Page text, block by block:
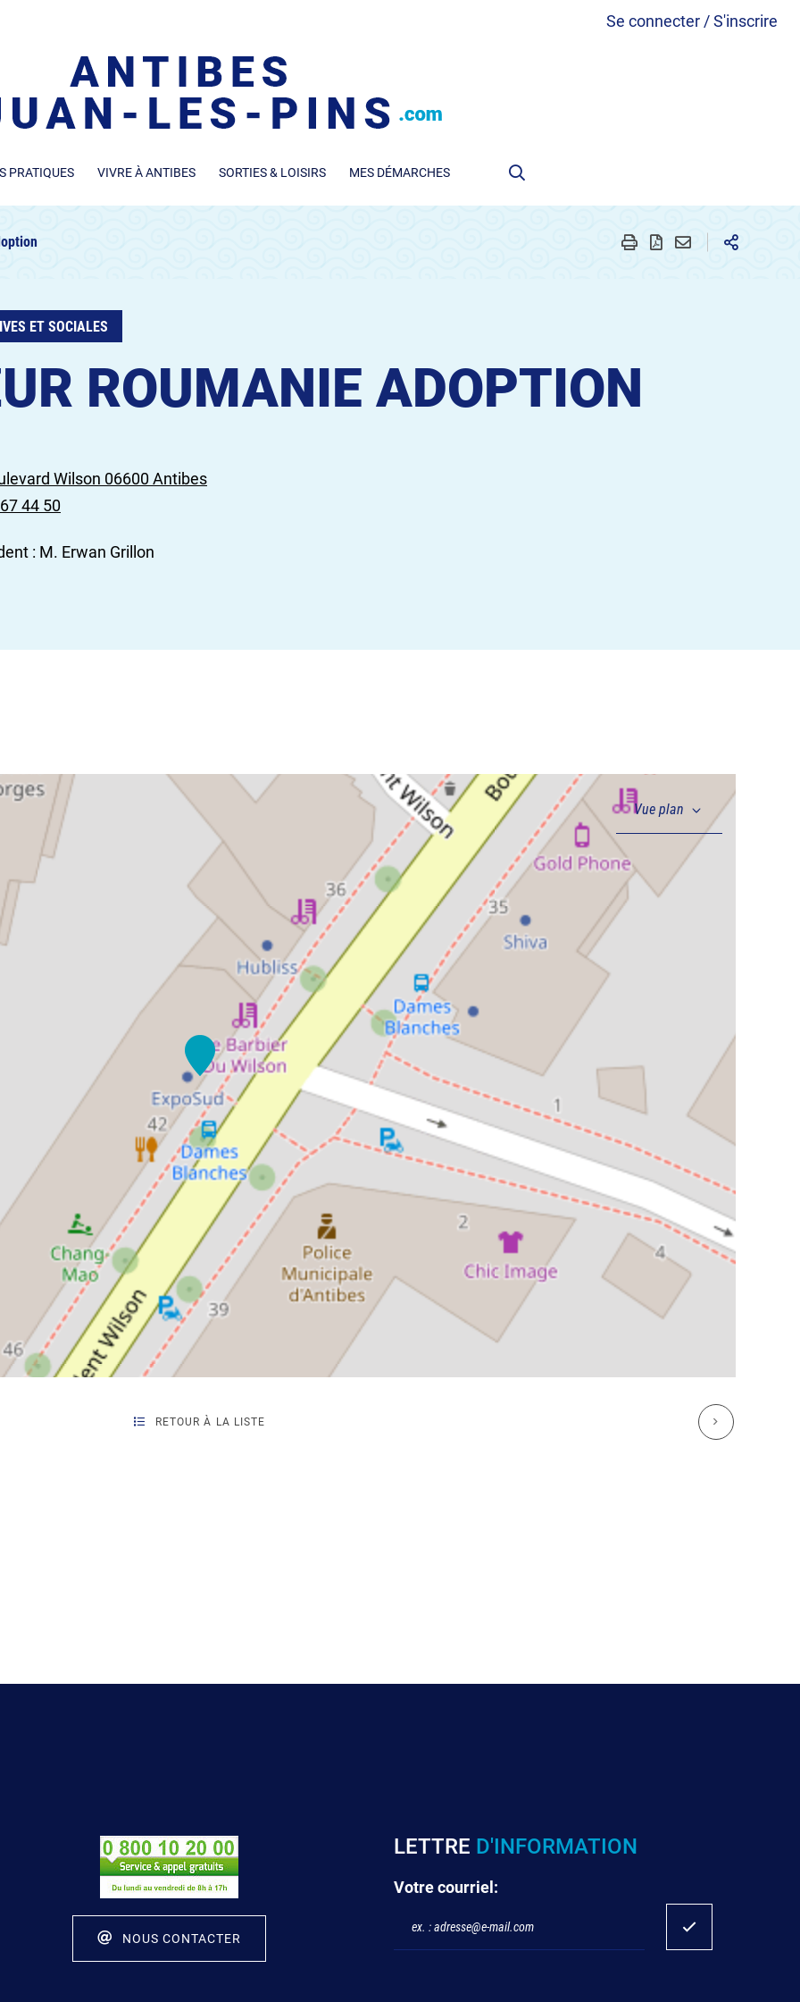
Se connecter / S'inscrire
PRATIQUES VIVRE À ANTIBES SORTIES & LOISIRS MES DÉMARCHES
ET SOCIALES
ROUMANIE ADOPTION
Wilson 06600 Antibes
44 50
: M. Erwan Grillon
RETOUR À LA LISTE
NOUS CONTACTER
LETTRE D'INFORMATION
Votre courriel: